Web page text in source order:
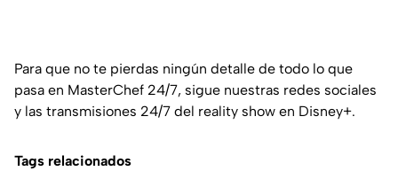
Para que no te pierdas ningún detalle de todo lo que
pasa en MasterChef 24/7, sigue nuestras redes sociales
y las transmisiones 24/7 del reality show en Disney+.
Tags relacionados